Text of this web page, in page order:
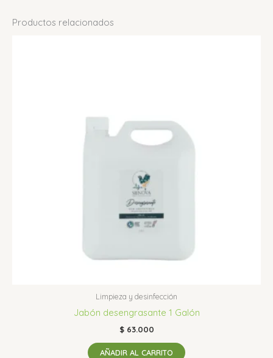
Productos relacionados
Limpieza y desinfección
Jabón desengrasante 1 Galón
$63.000
AÑADIR AL CARRITO